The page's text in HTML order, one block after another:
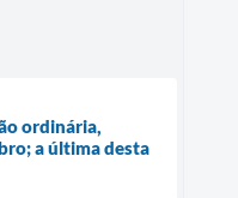
ordinária,
a última desta